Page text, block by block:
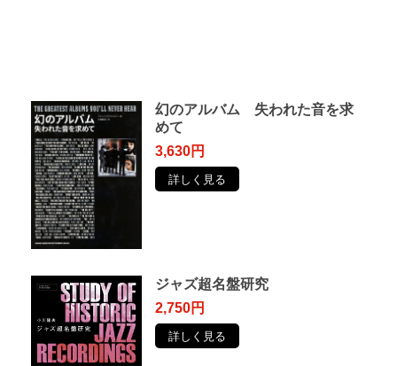
幻のアルバム 失われた音を求
めて
3,630円
詳しく見る
ジャズ超名盤研究
2,750円
詳しく見る